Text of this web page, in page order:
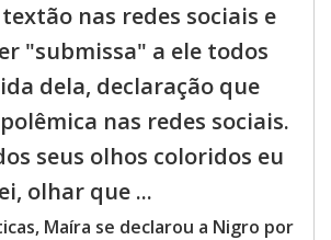
nas redes sociais e
"submissa" a ele todos
dela, declaração que
nas redes sociais.
seus olhos coloridos eu
olhar que ...
Maíra se declarou a Nigro por